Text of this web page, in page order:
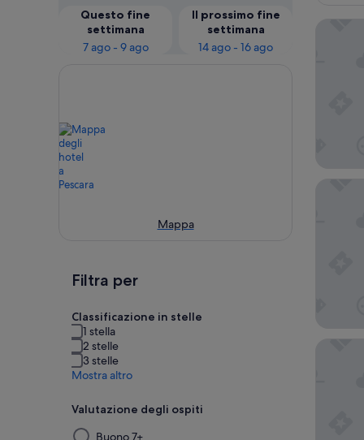
Questo fine
settimana
7 ago - 9 ago
Il prossimo fine
settimana
14 ago - 16 ago
Mappa
Filtra per
Classificazione in stelle
1 stella
2 stelle
3 stelle
Mostra altro
Valutazione degli ospiti
Selezionando
Buono 7+
G Hotel